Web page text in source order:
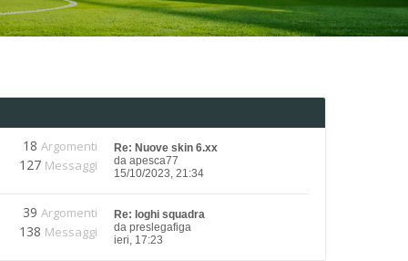
18 Argomenti
127 Messaggi
Re: Nuove skin 6.xx
da apesca77
15/10/2023, 21:34
39 Argomenti
138 Messaggi
Re: loghi squadra
da preslegafiga
ieri, 17:23